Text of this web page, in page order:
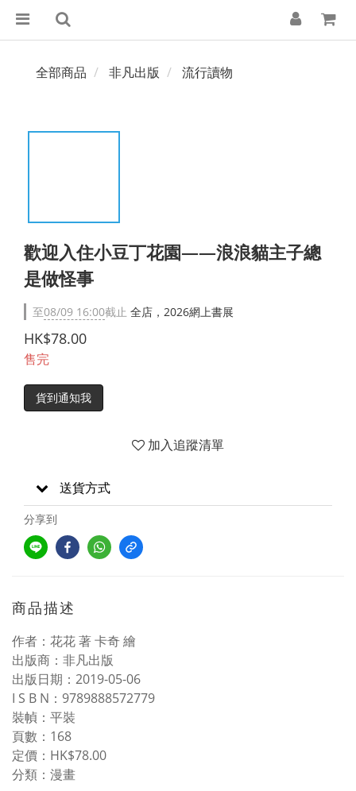
全部商品 非凡出版 流行讀物
歡迎入住小豆丁花園——浪浪貓主子總
是做怪事
至08/09 16:00截止 全店，2026網上書展
HK$78.00
售完
貨到通知我
加入追蹤清單
送貨方式
分享到
商品描述
作者：花花 著 卡奇 繪
出版商：非凡出版
出版日期：2019-05-06
I S B N：9789888572779
裝幀：平裝
頁數：168
定價：HK$78.00
分類：漫畫